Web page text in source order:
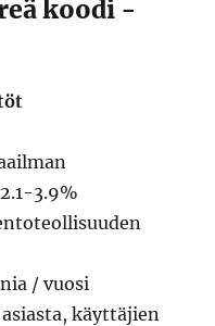
koodi -
3.9%
/ vuosi
käyttäjien